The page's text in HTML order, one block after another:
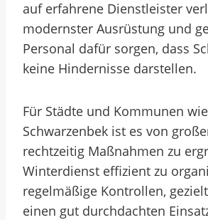
auf erfahrene Dienstleister
modernster Ausrüstung und
Personal dafür sorgen, dass
keine Hindernisse darstellen.
Für Städte und Kommunen wie
Schwarzenbek ist es von
rechtzeitig Maßnahmen zu
Winterdienst effizient zu
regelmäßige Kontrollen,
einen gut durchdachten